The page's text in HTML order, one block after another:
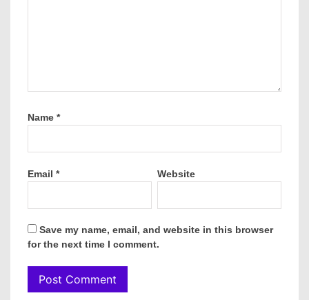
Name *
Email * Website
Save my name, email, and website in this browser
for the next time I comment.